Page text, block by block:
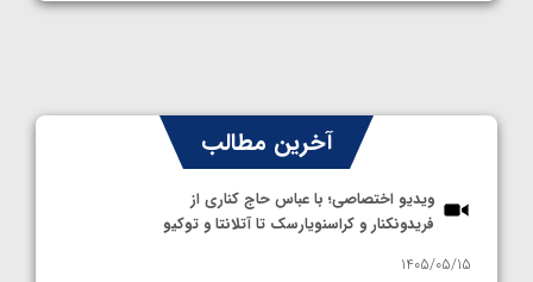
آخرین مطالب
ویدیو اختصاصی؛ با عباس حاج کناری از
فریدونکنار و کراسنویارسک تا آتلانتا و توکیو
1405/05/15